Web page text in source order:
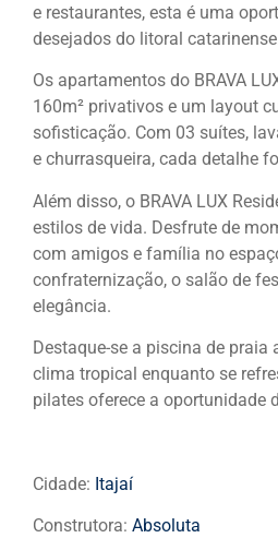
e restaurantes, esta é uma
desejados do litoral
Os apartamentos do BRAVA
160m² privativos e um layout
sofisticação. Com 03 suítes,
e churrasqueira, cada detalhe
Além disso, o BRAVA LUX
estilos de vida. Desfrute de
com amigos e família no
confraternização, o salão de
elegância.
Destaque-se a piscina de
clima tropical enquanto se
pilates oferece a oportunidade
Cidade: Itajaí
Construtora: Absoluta